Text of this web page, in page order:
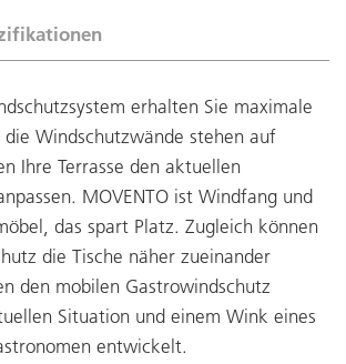
erhalten Sie maximale
Windschutzwände stehen auf
Ihre Terrasse den aktuellen
MOVENTO ist Windfang und
das spart Platz. Zugleich können
die Tische näher zueinander
den mobilen Gastrowindschutz
Situation und einem Wink eines
entwickelt.